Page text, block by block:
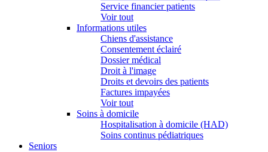
Service financier patients
Voir tout
Informations utiles
Chiens d'assistance
Consentement éclairé
Dossier médical
Droit à l'image
Droits et devoirs des patients
Factures impayées
Voir tout
Soins à domicile
Hospitalisation à domicile (HAD)
Soins continus pédiatriques
Seniors